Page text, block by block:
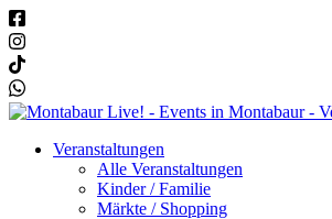
Veranstaltungen
Alle Veranstaltungen
Kinder / Familie
Märkte / Shopping